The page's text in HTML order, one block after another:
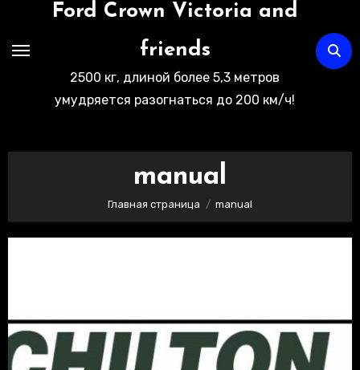
Ford Crown Victoria and
friends
2500 кг, длиной более 5,3 метров
умудряется разогнаться до 200 км/ч!
manual
Главная страница manual